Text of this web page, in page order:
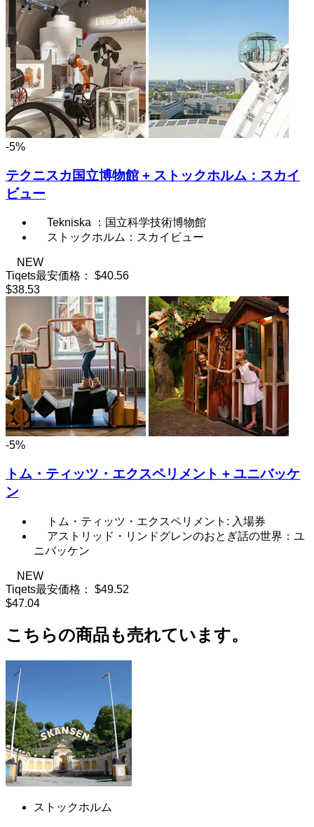
-5%
テクニスカ国立博物館 + ストックホルム：スカイ
ビュー
Tekniska ：国立科学技術博物館
ストックホルム：スカイビュー
NEW
Tiqets最安価格：
$40.56
$38.53
-5%
トム・ティッツ・エクスペリメント + ユニバッケ
ン
トム・ティッツ・エクスペリメント: 入場券
アストリッド・リンドグレンのおとぎ話の世界：ユ
ニバッケン
NEW
Tiqets最安価格：
$49.52
$47.04
こちらの商品も売れています。
ストックホルム